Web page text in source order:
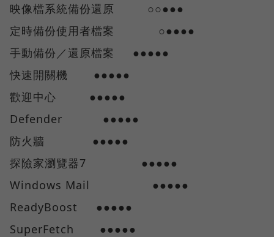
映像檔系統備份還原 ○○●●●
定時備份使用者檔案 ○●●●●
手動備份／還原檔案 ●●●●●
快速開關機 ●●●●●
歡迎中心 ●●●●●
Defender ●●●●●
防火牆 ●●●●●
探險家瀏覽器7 ●●●●●
Windows Mail ●●●●●
ReadyBoost ●●●●●
SuperFetch ●●●●●